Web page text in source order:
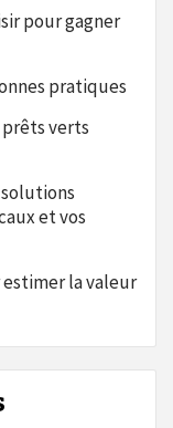
pour gagner
pratiques
verts
et vos
la valeur